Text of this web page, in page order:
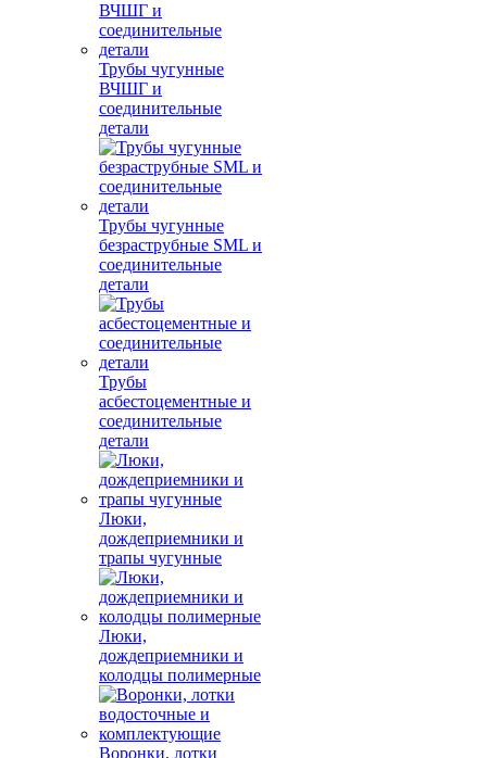
Трубы чугунные
ВЧШГ и
соединительные
детали
Трубы чугунные
безраструбные SML и
соединительные
детали
Трубы
асбестоцементные и
соединительные
детали
Люки,
дождеприемники и
трапы чугунные
Люки,
дождеприемники и
колодцы полимерные
Воронки, лотки